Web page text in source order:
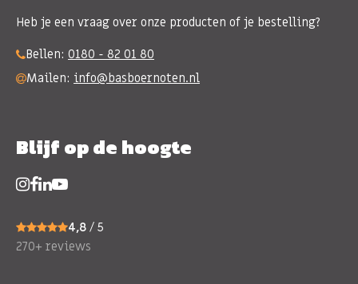
Heb je een vraag over onze producten of je bestelling?
Bellen: 0180 - 82 01 80
Mailen: info@basboernoten.nl
Blijf op de hoogte
4,8 / 5
270+ reviews